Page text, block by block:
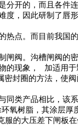
开的，而且各件
，因此研制了
。而目前我国
。沟槽闸阀的
现象， 加适用
封圈的方法，使
类产品相比，该
氧树脂，其涂层
的大压差下闸板